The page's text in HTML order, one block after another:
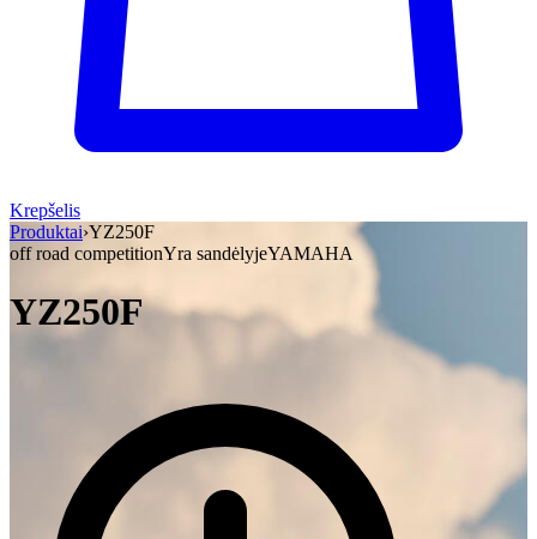
Krepšelis
Produktai›YZ250F
off road competitionYra sandėlyjeYAMAHA
YZ250F